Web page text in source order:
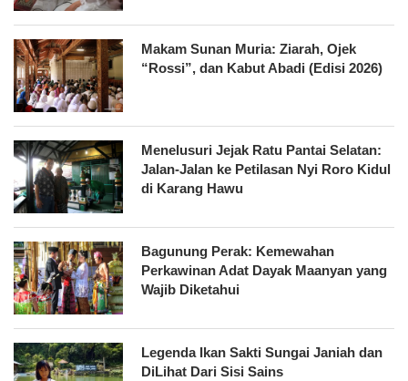
Makam Sunan Muria: Ziarah, Ojek
“Rossi”, dan Kabut Abadi (Edisi 2026)
Menelusuri Jejak Ratu Pantai Selatan:
Jalan-Jalan ke Petilasan Nyi Roro Kidul
di Karang Hawu
Bagunung Perak: Kemewahan
Perkawinan Adat Dayak Maanyan yang
Wajib Diketahui
Legenda Ikan Sakti Sungai Janiah dan
DiLihat Dari Sisi Sains